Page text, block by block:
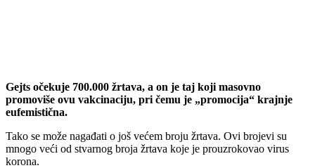
Gejts očekuje 700.000 žrtava, a on je taj koji masovno
promoviše ovu vakcinaciju, pri čemu je „promocija“ krajnje
eufemistična.
Tako se može nagađati o još većem broju žrtava. Ovi brojevi su
mnogo veći od stvarnog broja žrtava koje je prouzrokovao virus
korona.